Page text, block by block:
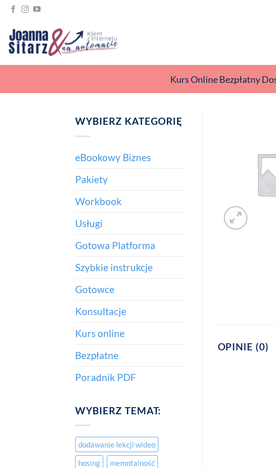
Przewiń
zawartości
Kurs Online Bezpłatny
WYBIERZ KATEGORIĘ
eBookowy Biznes
Pakiety
Workbook
Usługi
Gotowa Platforma
Szybkie instrukcje
Gotowce
Konsultacje
Kurs online
Bezpłatne
Poradnik PDF
WYBIERZ TEMAT:
dodawanie lekcji wideo
hosing
memntalność
OPINIE (0)